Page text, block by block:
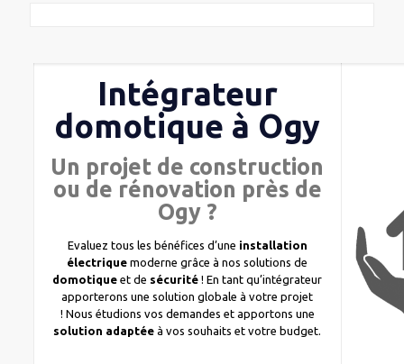
Intégrateur
domotique à Ogy
Un projet de construction
ou de rénovation près de
Ogy ?
Evaluez tous les bénéfices d’une installation
électrique moderne grâce à nos solutions de
domotique et de sécurité ! En tant qu’intégrateur
apporterons une solution globale à votre projet
! Nous étudions vos demandes et apportons une
solution adaptéeà vos souhaits et votre budget.